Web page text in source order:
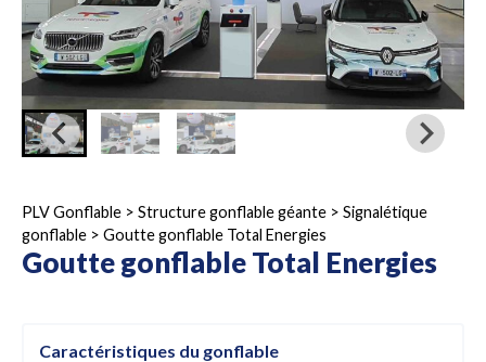
PLV Gonflable > Structure gonflable géante > Signalétique
gonflable > Goutte gonflable Total Energies
Goutte gonflable Total Energies
Caractéristiques du gonflable